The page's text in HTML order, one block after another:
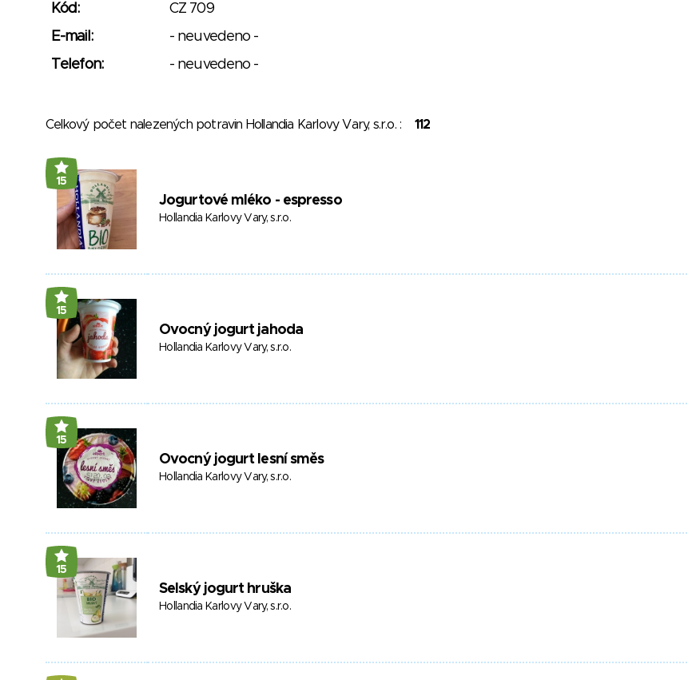
Kód:
CZ 709
E-mail:
- neuvedeno -
Telefon:
- neuvedeno -
Celkový počet nalezených potravin Hollandia Karlovy Vary, s.r.o. :112
15
Jogurtové mléko - espresso
Hollandia Karlovy Vary, s.r.o.
15
Ovocný jogurt jahoda
Hollandia Karlovy Vary, s.r.o.
15
Ovocný jogurt lesní směs
Hollandia Karlovy Vary, s.r.o.
15
Selský jogurt hruška
Hollandia Karlovy Vary, s.r.o.